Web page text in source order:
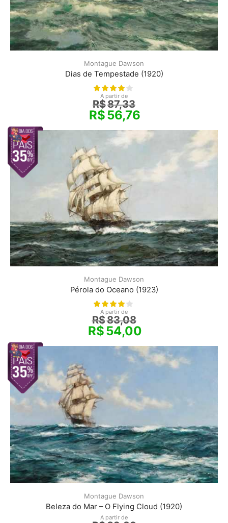
Montague Dawson
Dias de Tempestade (1920)
A partir de
R$87,33
R$56,76
Montague Dawson
Pérola do Oceano (1923)
A partir de
R$83,08
R$54,00
Montague Dawson
Beleza do Mar – O Flying Cloud (1920)
A partir de